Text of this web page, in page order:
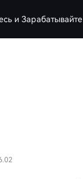
и Зарабатывайте